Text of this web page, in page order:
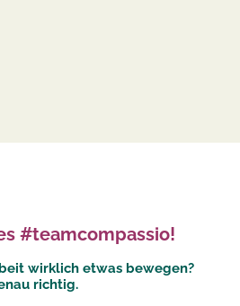
#teamcompassio!
wirklich etwas bewegen?
richtig.